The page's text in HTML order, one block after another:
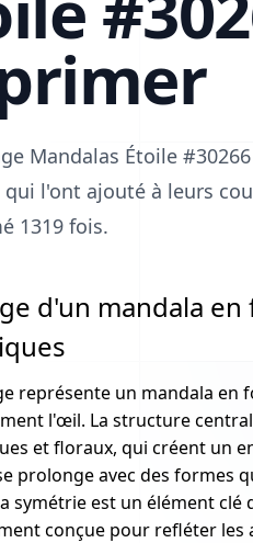
Mandalas Étoile
l'ont ajouté à leurs
1319 fois.
d'un mandala
représente un mandala
l'œil. La structure
et floraux, qui créent un
prolonge avec des formes
symétrie est un élément
conçue pour refléter les